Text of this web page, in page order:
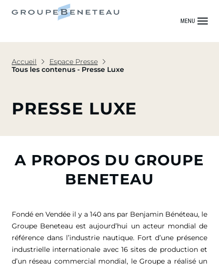
MENU
Accueil
Espace Presse
Tous les contenus - Presse Luxe
PRESSE LUXE
A PROPOS DU GROUPE
BENETEAU
Fondé en Vendée il y a 140 ans par Benjamin Bénéteau, le
Groupe Beneteau est aujourd’hui un acteur mondial de
référence dans l’industrie nautique. Fort d’une présence
industrielle internationale avec 16 sites de production et
d’un réseau commercial mondial, le Groupe a réalisé un